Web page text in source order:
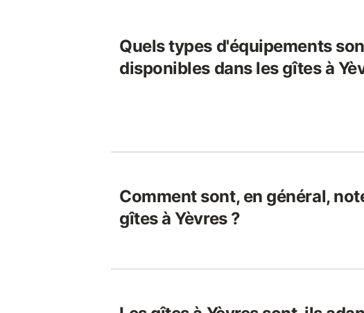
Quels types d'équipements
disponibles dans les gîtes à
Comment sont, en général,
gîtes à Yèvres ?